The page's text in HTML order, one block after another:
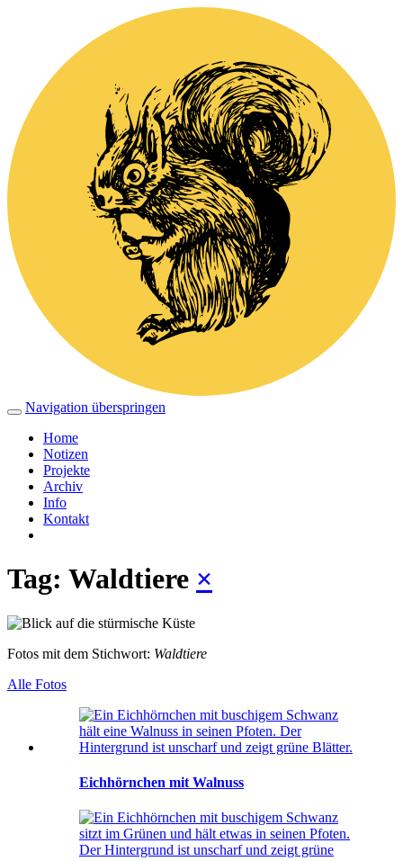
Navigation überspringen
Home
Notizen
Projekte
Archiv
Info
Kontakt
Tag: Waldtiere ×
Fotos mit dem Stichwort: Waldtiere
Alle Fotos
Eichhörnchen mit Walnuss